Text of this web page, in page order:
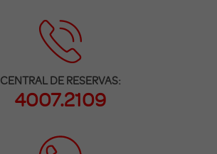
CENTRAL DE RESERVAS:
4007.2109